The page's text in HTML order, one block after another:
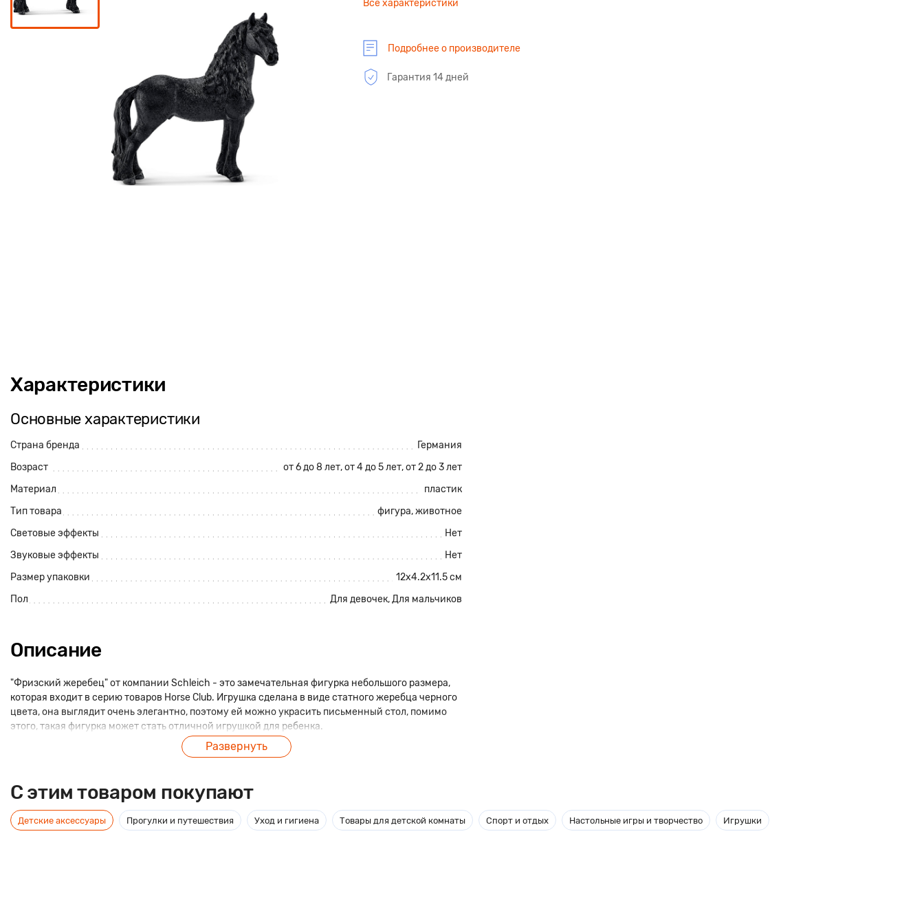
Все характеристики
Подробнее о производителе
Гарантия 14 дней
Характеристики
Основные характеристики
Страна бренда
Германия
Возраст
от 6 до 8 лет, от 4 до 5 лет, от 2 до 3 лет
Материал
пластик
Тип товара
фигура, животное
Световые эффекты
Нет
Звуковые эффекты
Нет
Размер упаковки
12x4.2x11.5 см
Пол
Для девочек, Для мальчиков
Описание
"Фризский жеребец" от компании Schleich - это замечательная фигурка небольшого размера,
которая входит в серию товаров Horse Club. Игрушка сделана в виде статного жеребца черного
цвета, она выглядит очень элегантно, поэтому ей можно украсить письменный стол, помимо
этого, такая фигурка может стать отличной игрушкой для ребенка.
Развернуть
C этим товаром покупают
Детские аксессуары Прогулки и путешествия Уход и гигиена Товары для детской комнаты Спорт и отдых Настольные игры и творчество Игрушки